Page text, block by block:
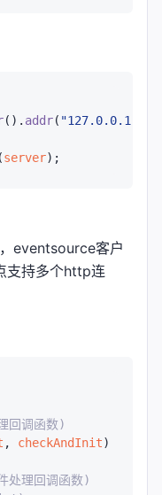
(). addr( "127.0.0.1"
(server
eventsource客户
支持多个http连
回调函数)
, checkAndInit)
处理回调函数)